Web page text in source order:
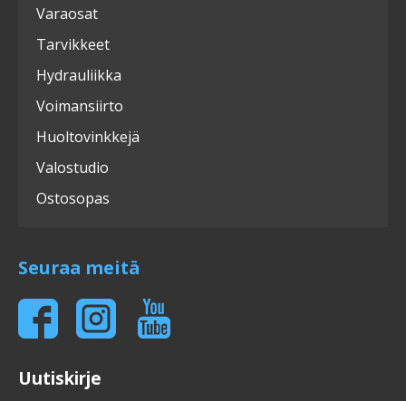
Varaosat
Tarvikkeet
Hydrauliikka
Voimansiirto
Huoltovinkkejä
Valostudio
Ostosopas
Seuraa meitä
Uutiskirje